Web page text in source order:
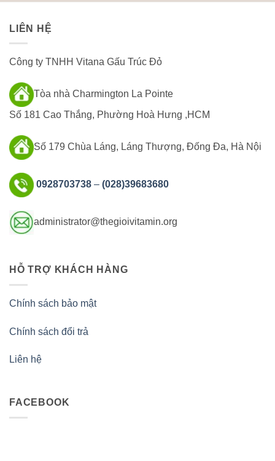
LIÊN HỆ
Công ty TNHH Vitana Gấu Trúc Đỏ
Tòa nhà Charmington La Pointe
Số 181 Cao Thắng, Phường Hoà Hưng ,HCM
Số 179 Chùa Láng, Láng Thượng, Đống Đa, Hà Nội
0928703738 – (028)39683680
administrator@thegioivitamin.org
HỖ TRỢ KHÁCH HÀNG
Chính sách bảo mật
Chính sách đổi trả
Liên hệ
FACEBOOK